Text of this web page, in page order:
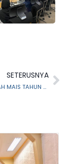
SETERUSNYA
AGIHAN FIDYAH MAIS TAHUN 2024 BERJUMLAH RM52,182.00 DIAGIH KEPADA 234 PENERIMA YANG LAYAK